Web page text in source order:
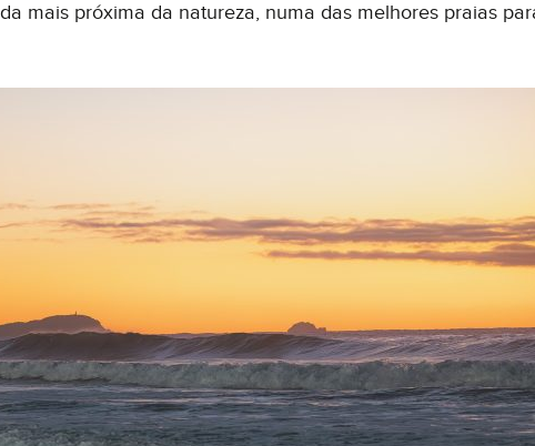
conteúdo? Tem uma sugestão para nos dar? Quer fazer um elogio à
deseja entrar em contato com a gente? Fique a vontade.
mais próxima da natureza, numa das melhores praias